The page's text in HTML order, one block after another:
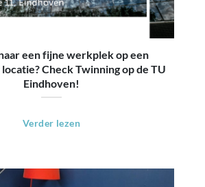
een fijne werkplek op een
Check Twinning op de TU
Eindhoven!
Verder lezen